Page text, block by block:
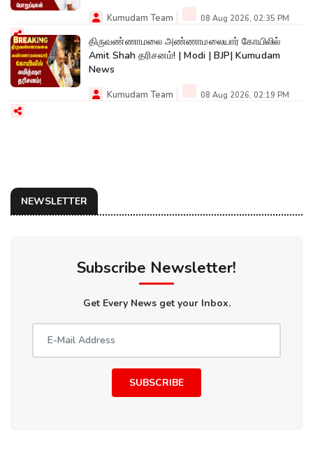
Kumudam Team 08 Aug 2026, 02:35 PM
திருவண்ணாமலை அண்ணாமலையார் கோயிலில்
Amit Shah தரிசனம்! | Modi | BJP| Kumudam
News
Kumudam Team 08 Aug 2026, 02:19 PM
NEWSLETTER
Subscribe Newsletter!
Get Every News get your Inbox.
SUBSCRIBE